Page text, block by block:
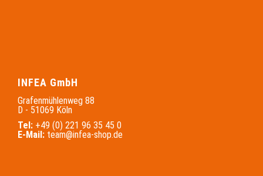
INFEA GmbH
Grafenmühlenweg 88
D - 51069 Köln
Tel: +49 (0) 221 96 35 45 0
E-Mail: team@infea-shop.de